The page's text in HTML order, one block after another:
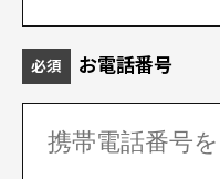
必須 お電話番号